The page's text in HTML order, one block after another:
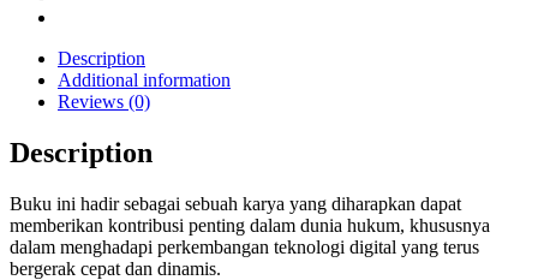
Description
Additional information
Reviews (0)
Description
Buku ini hadir sebagai sebuah karya yang diharapkan dapat
memberikan kontribusi penting dalam dunia hukum, khususnya
dalam menghadapi perkembangan teknologi digital yang terus
bergerak cepat dan dinamis.